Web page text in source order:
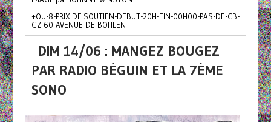
+OU-8-PRIX DE SOUTIEN-DEBUT-20H-FIN-00H00-PAS-DE-CB-
GZ-60-AVENUE-DE-BOHLEN
DIM 14/06 : MANGEZ BOUGEZ
PAR RADIO BÉGUIN ET LA 7ÈME
SONO